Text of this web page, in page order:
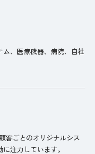
ム、医療機器、病院、自社
客ごとのオリジナルシス
注力しています。